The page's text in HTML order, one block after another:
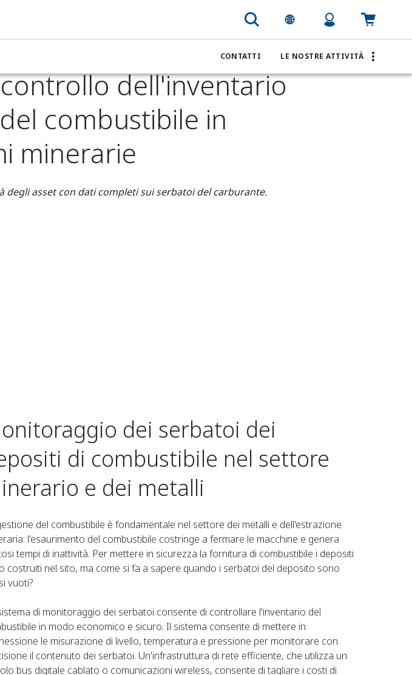
CONTATTI LE NOSTRE ATTIVITÀ
minerarie
dell'inventario
combustibile in
minerarie
asset con dati completi sui serbatoi del carburante.
dei serbatoi dei
di combustibile nel settore
e dei metalli
del combustibile è fondamentale nel settore dei metalli e dell'estrazione
l'esaurimento del combustibile costringe a fermare le macchine e genera
tempi di inattività. Per mettere in sicurezza la fornitura di combustibile i depositi
costruiti nel sito, ma come si fa a sapere quando i serbatoi del deposito sono
vuoti?
di monitoraggio dei serbatoi consente di controllare l'inventario del
in modo economico e sicuro. Il sistema consente di mettere in
le misurazione di livello, temperatura e pressione per monitorare con
il contenuto dei serbatoi. Un'infrastruttura di rete efficiente, che utilizza un
bus digitale cablato o comunicazioni wireless, consente di tagliare i costi di